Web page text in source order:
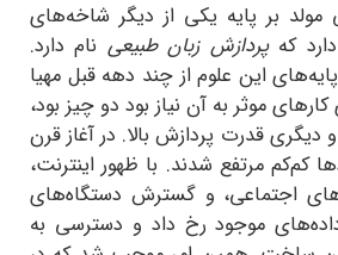
بر پایه یکی از دیگر شاخه‌های
کهپردازش زبان طبیعی نام دارد.
این علوم از چند دهه قبل مهیا
موثر به آن نیاز بود دو چیز بود،
دیگری قدرت پردازش بالا. در آغاز قرن
کم‌کم مرتفع شدند. با ظهور اینترنت،
اجتماعی، و گسترش دستگاه‌های
داده‌های موجود رخ داد و دسترسی به